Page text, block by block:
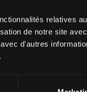
relatives
de notre site
d'autres